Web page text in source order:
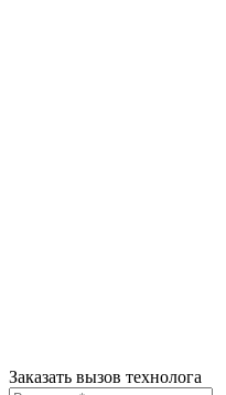
Заказать вызов технолога